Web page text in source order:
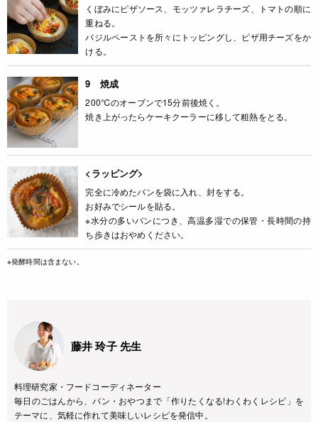
くぼみにピザソース、モッツァレラチーズ、トマトの順に
重ねる。
バジルペーストを所々にトッピングし、ピザ用チーズをか
ける。
9 焼成
200℃のオーブンで15分前後焼く。
焼き上がったらケーキクーラーに移して粗熱をとる。
<ラッピング>
完全に冷めたパンを袋に入れ、封をする。
お好みでシールを貼る。
※水分の多いパンにつき、高温多湿での保管・長時間の持
ち歩きはおやめください。
※発酵時間は含まない。
藤井 玲子 先生
料理研究家・フードコーディネーター
毎日のごはんから、パン・おやつまで「作りたくなる!わくわくレシピ」を
テーマに、気軽に作れて美味しいレシピを発信中。